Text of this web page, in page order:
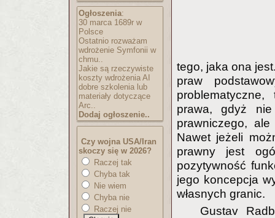
Ogłoszenia:
30 marca 1689r w
Polsce
Ostatnio rozważam
wdrożenie Symfonii w
chmu..
Jakie są rzeczywiste
koszty wdrożenia AI
dobre szkolenia lub
materiały dotyczące
Arc..
Dodaj ogłoszenie..
Czy wojna USA/Iran
skoczy się w 2026?
Raczej tak
Chyba tak
Nie wiem
Chyba nie
Raczej nie
tego, jaka ona
praw
prawa, gdyż
prawniczego, ale
Nawet jeżeli
prawny jest
pozytywność
jego koncepcja
własnych granic.
Gustav